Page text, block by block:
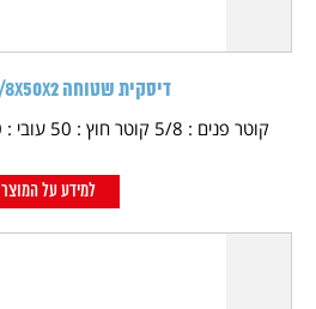
דיסקית שטוחה 5/8X50X2 - מגולוון
קוטר פנים : 5/8 קוטר חוץ : 50 עובי : 1.5-2.0 כמות בקופסא...
למידע על המוצר